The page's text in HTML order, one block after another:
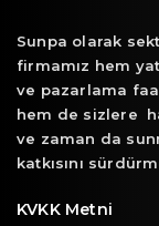
Sunpa olarak
firmamız hem
ve pazarlama
hem de sizlere
ve zaman da
katkısını
KVKK Metni